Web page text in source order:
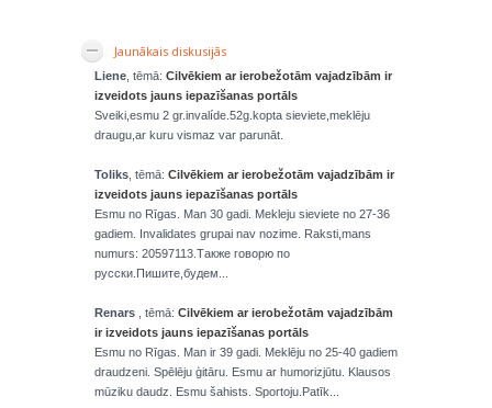
Jaunākais diskusijās
Liene , tēmā: Cilvēkiem ar ierobežotām vajadzībām ir
izveidots jauns iepazīšanas portāls
Sveiki,esmu 2 gr.invalíde.52g.kopta sieviete,meklēju
draugu,ar kuru vismaz var parunāt.
Toliks , tēmā: Cilvēkiem ar ierobežotām vajadzībām ir
izveidots jauns iepazīšanas portāls
Esmu no Rīgas. Man 30 gadi. Mekleju sieviete no 27-36
gadiem. Invalidates grupai nav nozime. Raksti,mans
numurs: 20597113.Также говорю по
русски.Пишите,будем...
Renars , tēmā: Cilvēkiem ar ierobežotām vajadzībām
ir izveidots jauns iepazīšanas portāls
Esmu no Rīgas. Man ir 39 gadi. Meklēju no 25-40 gadiem
draudzeni. Spēlēju ģitāru. Esmu ar humorizjūtu. Klausos
mūziku daudz. Esmu šahists. Sportoju.Patīk...